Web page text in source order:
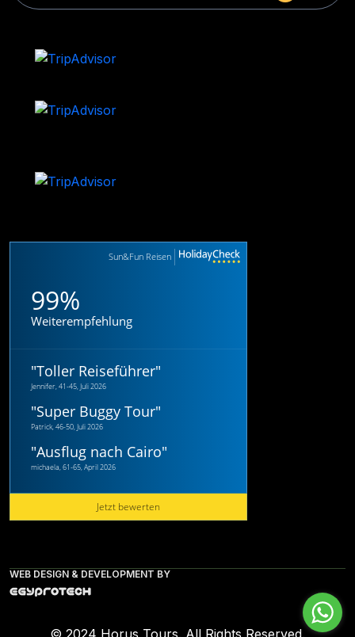
Sun&Fun Reisen
99%
Weiterempfehlung
"Toller Reiseführer"
Jennifer, 41-45, Juli 2026
"Super Buggy Tour"
Patrick, 46-50, Juli 2026
"Ausflug nach Cairo"
michaela, 61-65, April 2026
Jetzt bewerten
WEB DESIGN & DEVELOPMENT BY
© 2024 Horus Tours. All Rights Reserved.